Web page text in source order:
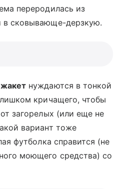
переродилась из
в сковывающе-дерзкую.
нуждаются в тонкой
кричащего, чтобы
загорелых (или еще не
вариант тоже
футболка справится (не
моющего средства) со